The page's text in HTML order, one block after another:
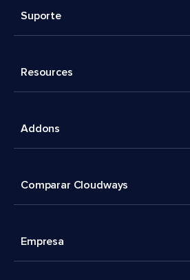
Suporte
Resources
Addons
Comparar Cloudways
Empresa